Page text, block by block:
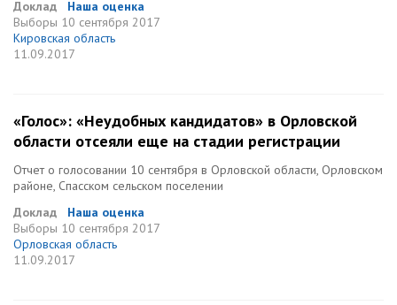
Доклад
Наша оценка
Выборы 10 сентября 2017
Кировская область
11.09.2017
«Голос»: «Неудобных кандидатов» в Орловской
области отсеяли еще на стадии регистрации
Отчет о голосовании 10 сентября в Орловской области, Орловском
районе, Спасском сельском поселении
Доклад
Наша оценка
Выборы 10 сентября 2017
Орловская область
11.09.2017